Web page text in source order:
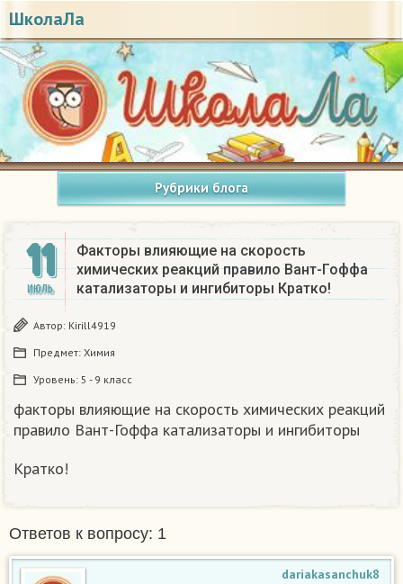
ШколаЛа
Рубрики блога
11
ИЮЛЬ
Факторы влияющие на скорость
химических реакций правило Вант-Гоффа
катализаторы и ингибиторы Кратко!
Автор: Kirill4919
Предмет: Химия
Уровень: 5 - 9 класс
факторы влияющие на скорость химических реакций
правило Вант-Гоффа катализаторы и ингибиторы
Кратко!
Ответов к вопросу: 1
dariakasanchuk8